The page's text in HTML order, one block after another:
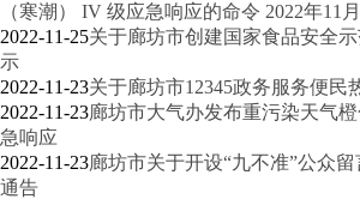
（寒潮） IV 级应急响应的命令 2022年11
2022-11-25关于廊坊市创建国家食品安全
示
2022-11-23关于廊坊市12345政务服务便民
2022-11-23廊坊市大气办发布重污染天气
急响应
2022-11-23廊坊市关于开设“九不准”公众
通告